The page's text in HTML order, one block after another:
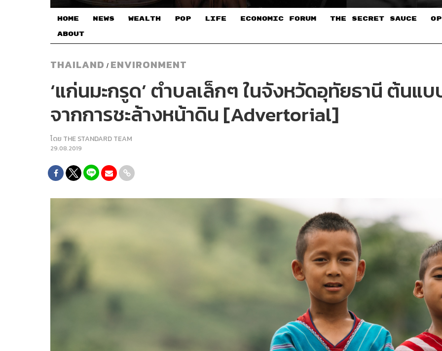
HOME NEWS WEALTH POP LIFE ECONOMIC FORUM THE SECRET SAUCE​
ABOUT
THAILAND / ENVIRONMENT
‘แก่นมะกรูด’ ตำบลเล็กๆ ในจังหวัดอุทัยธานี ต้นแ
จากการชะล้างหน้าดิน [Advertorial]
โดย THE STANDARD TEAM
29.08.2019